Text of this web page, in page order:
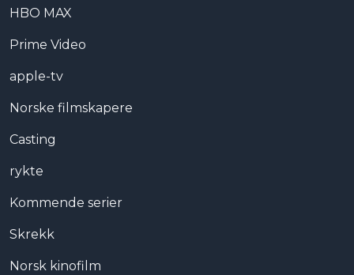
HBO MAX
Prime Video
apple-tv
Norske filmskapere
Casting
rykte
Kommende serier
Skrekk
Norsk kinofilm